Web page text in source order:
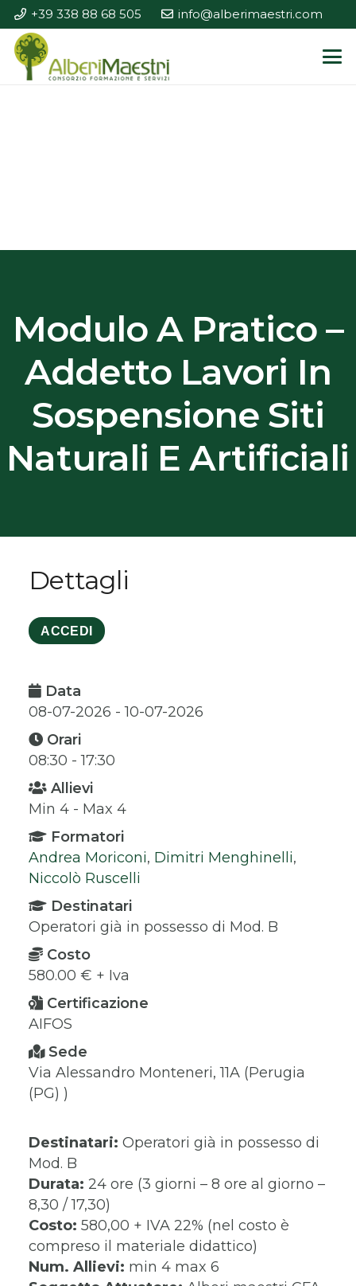
+39 338 88 68 505 info@alberimaestri.com
Modulo A Pratico –
Addetto Lavori In
Sospensione Siti
Naturali E Artificiali
Destinatari: Operatori già in possesso di
Mod. B
Durata: 24 ore (3 giorni – 8 ore al giorno –
8,30 / 17,30)
Costo: 580,00 + IVA 22% (nel costo è
compreso il materiale didattico)
Num. Allievi: min 4 max 6
Dettagli
ACCEDI
Data
08-07-2026 - 10-07-2026
Orari
08:30 - 17:30
Allievi
Min 4 - Max 4
Formatori
Andrea Moriconi, Dimitri Menghinelli,
Niccolò Ruscelli
Destinatari
Operatori già in possesso di Mod. B
Costo
580.00 € + Iva
Certificazione
AIFOS
Sede
Via Alessandro Monteneri, 11A (Perugia
(PG) )